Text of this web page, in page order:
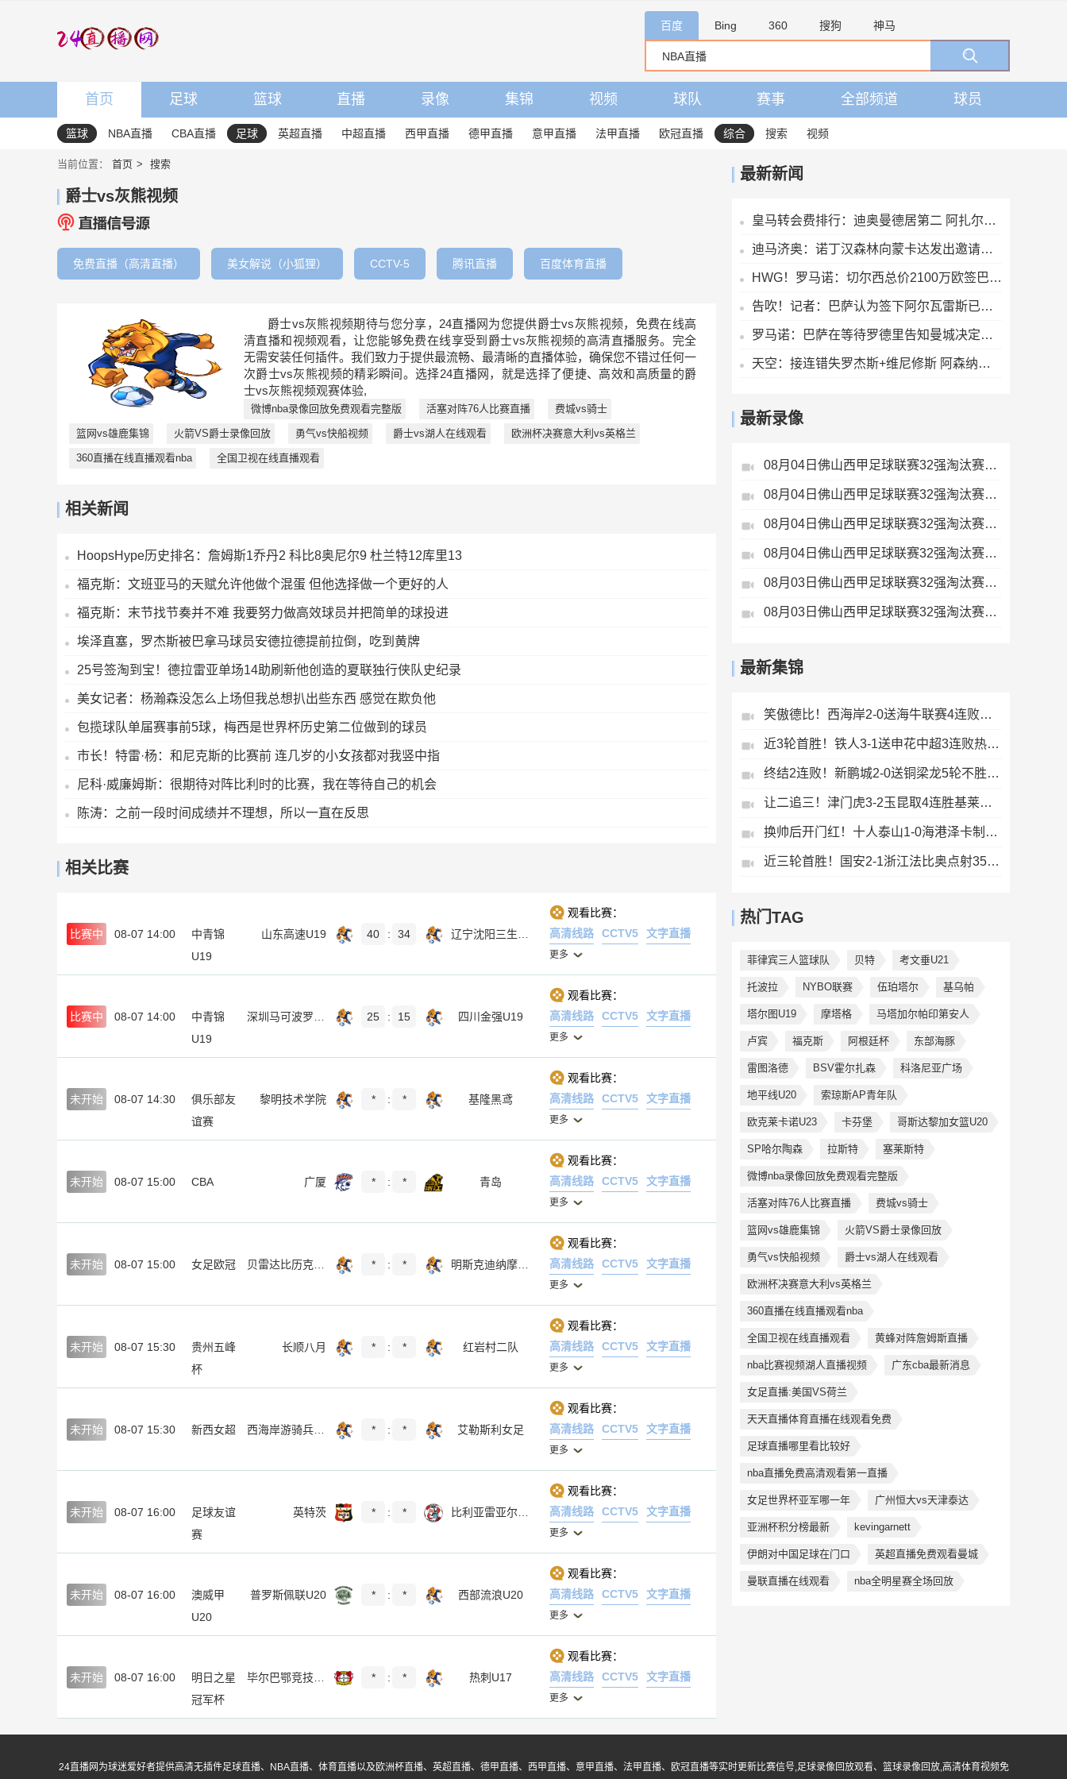
百度 Bing 360 搜狗 神马
首页 足球 篮球 直播 录像 集锦 视频 球队 赛事 全部频道 球员
篮球 NBA直播 CBA直播 足球 英超直播 中超直播 西甲直播 德甲直播 意甲直播 法甲直播 欧冠直播 综合 搜索 视频
当前位置： 首页 搜索
爵士vs灰熊视频
免费直播（高清直播） 美女解说（小狐狸） CCTV-5 腾讯直播 百度体育直播
爵士vs灰熊视频期待与您分享，24直播网为您提供爵士vs灰熊视频，免费在线高
清直播和视频观看，让您能够免费在线享受到爵士vs灰熊视频的高清直播服务。完全
无需安装任何插件。我们致力于提供最流畅、最清晰的直播体验，确保您不错过任何一
次爵士vs灰熊视频的精彩瞬间。选择24直播网，就是选择了便捷、高效和高质量的爵
士vs灰熊视频观赛体验,
微博nba录像回放免费观看完整版 活塞对阵76人比赛直播 费城vs骑士
篮网vs雄鹿集锦 火箭VS爵士录像回放 勇气vs快船视频 爵士vs湖人在线观看 欧洲杯决赛意大利vs英格兰
360直播在线直播观看nba 全国卫视在线直播观看
相关新闻
HoopsHype历史排名：詹姆斯1乔丹2 科比8奥尼尔9 杜兰特12库里13
福克斯：文班亚马的天赋允许他做个混蛋 但他选择做一个更好的人
福克斯：末节找节奏并不难 我要努力做高效球员并把简单的球投进
埃泽直塞，罗杰斯被巴拿马球员安德拉德提前拉倒，吃到黄牌
25号签淘到宝！德拉雷亚单场14助刷新他创造的夏联独行侠队史纪录
美女记者：杨瀚森没怎么上场但我总想扒出些东西 感觉在欺负他
包揽球队单届赛事前5球，梅西是世界杯历史第二位做到的球员
市长！特雷·杨：和尼克斯的比赛前 连几岁的小女孩都对我竖中指
尼科·威廉姆斯：很期待对阵比利时的比赛，我在等待自己的机会
陈涛：之前一段时间成绩并不理想，所以一直在反思
相关比赛
比赛中 08-07 14:00
中青锦
U19
山东高速U19 40 : 34
观看比赛：
高清线路
CCTV5 文字直播
更多
比赛中 08-07 14:00
中青锦
U19
25 : 15 四川金强U19
观看比赛：
高清线路
CCTV5 文字直播
更多
未开始 08-07 14:30
俱乐部友
谊赛
黎明技术学院 * : * 基隆黑鸢
观看比赛：
高清线路
CCTV5 文字直播
更多
未开始 08-07 15:00 CBA 广厦 * : * 青岛
观看比赛：
高清线路
CCTV5 文字直播
更多
未开始 08-07 15:00 女足欧冠 * : *
观看比赛：
高清线路
CCTV5 文字直播
更多
未开始 08-07 15:30
贵州五峰
杯
长顺八月 * : * 红岩村二队
观看比赛：
高清线路
CCTV5 文字直播
更多
未开始 08-07 15:30 新西女超 * : * 艾勒斯利女足
观看比赛：
高清线路
CCTV5 文字直播
更多
未开始 08-07 16:00
足球友谊
赛
英特茨 * : *
观看比赛：
高清线路
CCTV5 文字直播
更多
未开始 08-07 16:00
澳威甲
U20
普罗斯佩联U20 * : * 西部流浪U20
观看比赛：
高清线路
CCTV5 文字直播
更多
未开始 08-07 16:00
明日之星
冠军杯
* : * 热刺U17
观看比赛：
高清线路
CCTV5 文字直播
更多
最新新闻
皇马转会费排行：迪奥曼德居第二 阿扎尔第三 C罗第五 齐达内第七
迪马济奥：诺丁汉森林向蒙卡达发出邀请，后者可能前往英超发展
HWG！罗马诺：切尔西总价2100万欧签巴列卡诺28岁左后卫查瓦里亚
告吹！记者：巴萨认为签下阿尔瓦雷斯已无可能，正在寻找备选目标
罗马诺：巴萨在等待罗德里告知曼城决定，想尽量快速推进以防意外
天空：接连错失罗杰斯+维尼修斯 阿森纳有意巴尔科拉但1.45亿太贵
最新录像
08月04日佛山西甲足球联赛32强淘汰赛广东西南建设VS香港圣徒全场录像
08月04日佛山西甲足球联赛32强淘汰赛藝品高國際VS湛江狂狼·粵辉能源全场录像
08月04日佛山西甲足球联赛32强淘汰赛贪玩游戏VS美的薪火全场录像
08月04日佛山西甲足球联赛32强淘汰赛肇庆恒骏成VS三七互娱全场录像
08月03日佛山西甲足球联赛32强淘汰赛广东客家青年VS广州英华思力U17全场录像
08月03日佛山西甲足球联赛32强淘汰赛广州求信VS顺德新青年全场录像
最新集锦
笑傲德比！西海岸2-0送海牛联赛4连败海牛仍垫底西海岸升至第二
近3轮首胜！铁人3-1送申花中超3连败热菲尼奥双响邦本宜裕传射
终结2连败！新鹏城2-0送铜梁龙5轮不胜37岁姜至鹏破门韦斯利建功
让二追三！津门虎3-2玉昆取4连胜基莱斯读秒绝杀萨尔瓦多破门
换帅后开门红！十人泰山1-0海港泽卡制胜于金永扑点海港三球被吹
近三轮首胜！国安2-1浙江法比奥点射35岁张稀哲制胜王钰栋送助攻
热门TAG
菲律宾三人篮球队 贝特 考文垂U21
托波拉 NYBO联赛 伍珀塔尔 基乌帕
塔尔图U19 摩塔格 马塔加尔帕印第安人
卢宾 福克斯 阿根廷杯 东部海豚
雷图洛德 BSV霍尔扎森 科洛尼亚广场
地平线U20 索琼斯AP青年队
欧克莱卡诺U23 卡芬堡 哥斯达黎加女篮U20
SP哈尔陶森 拉斯特 塞莱斯特
微博nba录像回放免费观看完整版
活塞对阵76人比赛直播 费城vs骑士
篮网vs雄鹿集锦 火箭VS爵士录像回放
勇气vs快船视频 爵士vs湖人在线观看
欧洲杯决赛意大利vs英格兰
360直播在线直播观看nba
全国卫视在线直播观看 黄蜂对阵詹姆斯直播
nba比赛视频湖人直播视频 广东cba最新消息
女足直播:美国VS荷兰
天天直播体育直播在线观看免费
足球直播哪里看比较好
nba直播免费高清观看第一直播
女足世界杯亚军哪一年 广州恒大vs天津泰达
亚洲杯积分榜最新 kevingarnett
伊朗对中国足球在门口 英超直播免费观看曼城
曼联直播在线观看 nba全明星赛全场回放
24直播网为球迷爱好者提供高清无插件足球直播、NBA直播、体育直播以及欧洲杯直播、英超直播、德甲直播、西甲直播、意甲直播、法甲直播、欧冠直播等实时更新比赛信号,足球录像回放观看、篮球录像回放,高清体育视频免